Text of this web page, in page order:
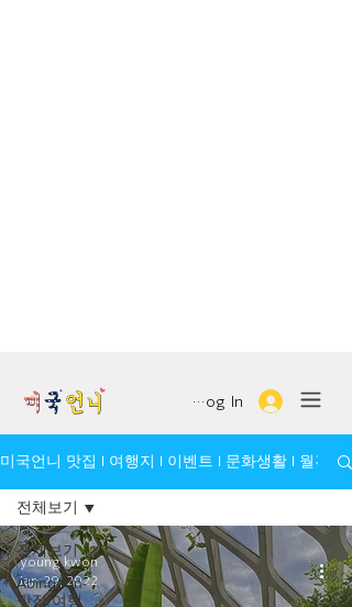
Log In
미국언니 맛집 l 여행지 l 이벤트 l 문화생활 l 월간 모
전체보기
Abingdon-
맛집/여행
전체보기
young kwon
Jan 29, 2022